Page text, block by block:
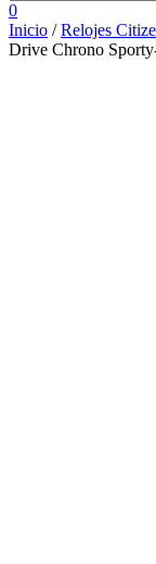
0
Inicio /Relojes
Drive Chrono